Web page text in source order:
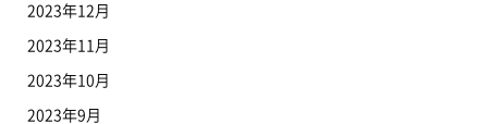
2023年12月
2023年11月
2023年10月
2023年9月